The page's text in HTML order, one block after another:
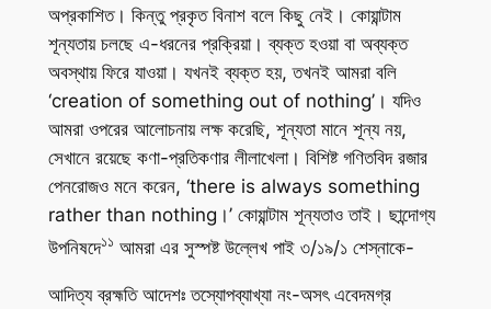
অপ্রকাশিত। কিন্তু প্রকৃত বিনাশ বলে কিছু নেই। কোয়ান্টাম
শূন্যতায় চলছে এ-ধরনের প্রক্রিয়া। ব্যক্ত হওয়া বা অব্যক্ত
অবস্থায় ফিরে যাওয়া। যখনই ব্যক্ত হয়, তখনই আমরা বলি
‘creation of something out of nothing’। যদিও
আমরা ওপরের আলোচনায় লক্ষ করেছি, শূন্যতা মানে শূন্য নয়,
সেখানে রয়েছে কণা-প্রতিকণার লীলাখেলা। বিশিষ্ট গণিতবিদ রজার
পেনরোজও মনে করেন, ‘there is always something
rather than nothing।’ কোয়ান্টাম শূন্যতাও তাই। ছান্দোগ্য
উপনিষদে১১ আমরা এর সুস্পষ্ট উল্লেখ পাই ৩/১৯/১ শেস্নাকে-
আদিত্য ব্রহ্মতি আদেশঃ তস্যোপব্যাখ্যা নং-অসৎ এবেদমগ্র